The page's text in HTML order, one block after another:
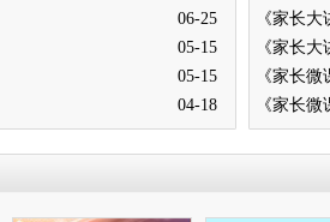
06-25
05-15
05-15
04-18